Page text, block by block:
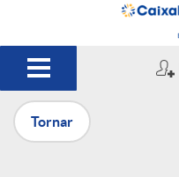
Tornar